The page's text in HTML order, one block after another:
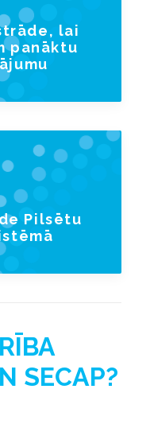
lai
panāktu
Pilsētu
SECAP?